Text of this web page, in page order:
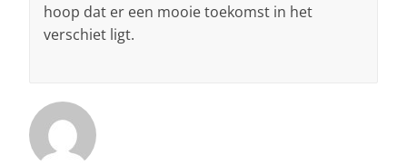
hoop dat er een mooie toekomst in het
verschiet ligt.